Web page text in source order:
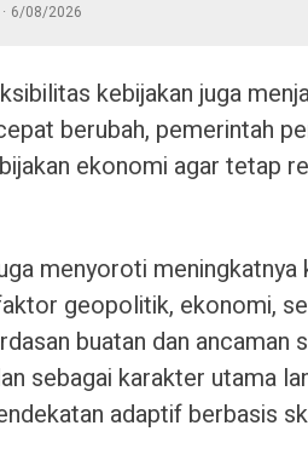
6/08/2026
kebijakan juga
berubah, pemerintah
ekonomi agar tetap
menyoroti
geopolitik, ekonomi,
buatan dan ancaman
sebagai karakter utama
adaptif berbasis